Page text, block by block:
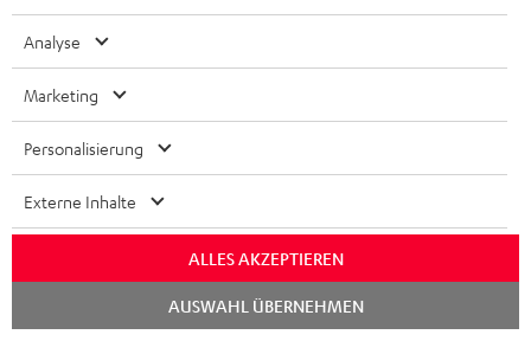
Analyse
Marketing
Personalisierung
Externe Inhalte
ALLES AKZEPTIEREN
AUSWAHL ÜBERNEHMEN